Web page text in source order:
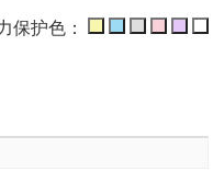
保护色：